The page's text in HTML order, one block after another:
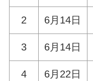
2 6月14日
3 6月14日
4 6月22日